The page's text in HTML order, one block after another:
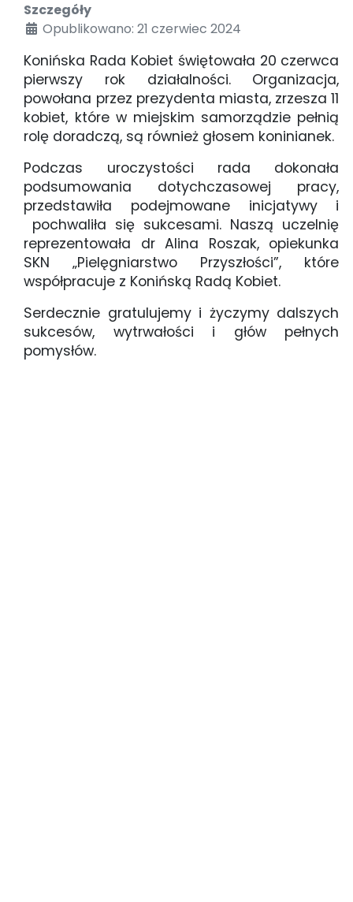
Szczegóły
Opublikowano: 21 czerwiec 2024
Konińska Rada Kobiet świętowała 20 czerwca
pierwszy rok działalności. Organizacja,
powołana przez prezydenta miasta, zrzesza 11
kobiet, które w miejskim samorządzie pełnią
rolę doradczą, są również głosem koninianek.
Podczas uroczystości rada dokonała
podsumowania dotychczasowej pracy,
przedstawiła podejmowane inicjatywy i
pochwaliła się sukcesami. Naszą uczelnię
reprezentowała dr Alina Roszak, opiekunka
SKN „Pielęgniarstwo Przyszłości”, które
współpracuje z Konińską Radą Kobiet.
Serdecznie gratulujemy i życzymy dalszych
sukcesów, wytrwałości i głów pełnych
pomysłów.